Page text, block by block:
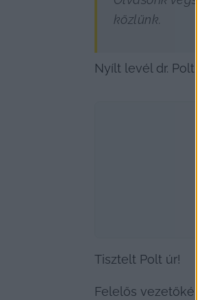
közlünk.
Nyílt levél dr. Polt
Tisztelt Polt úr!
Felelős vezetőként